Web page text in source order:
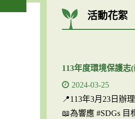
活動花絮
113年度環境保護志
2024-03-25
📍113年3月23日辦
📖為響應 #SDGs